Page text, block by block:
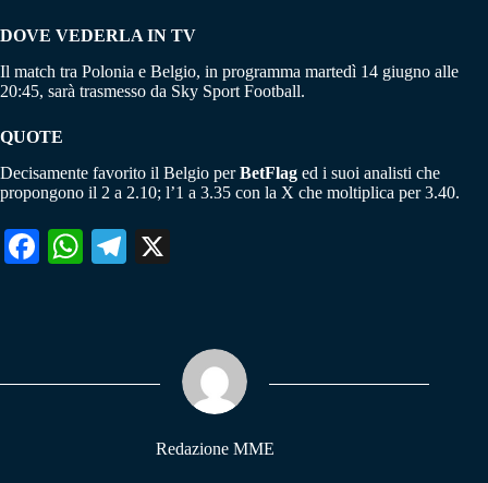
DOVE VEDERLA IN TV
Il match tra Polonia e Belgio, in programma martedì 14 giugno alle
20:45, sarà trasmesso da Sky Sport Football.
QUOTE
Decisamente favorito il Belgio perBetFlag ed i suoi analisti che
propongono il 2 a 2.10; l’1 a 3.35 con la X che moltiplica per 3.40.
Fa W
pp
Te
m
Redazione MME